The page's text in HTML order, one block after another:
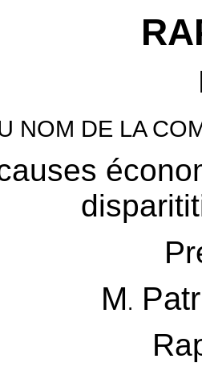
NOM DE LA
M.